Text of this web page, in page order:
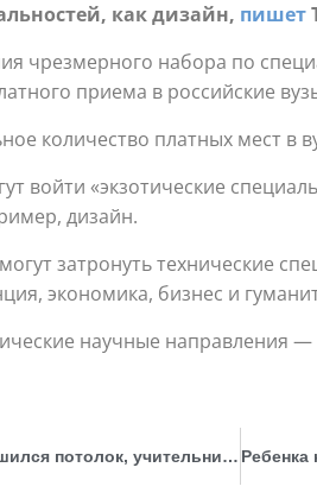
как дизайн, пишет
чрезмерного набора по
приема в российские
количество платных мест в
войти «экзотические
дизайн.
затронуть технические
экономика, бизнес и
научные
Услышала звуки. В Забайкалье на уроке обрушился потолок, учительница успела вывести детей из класса